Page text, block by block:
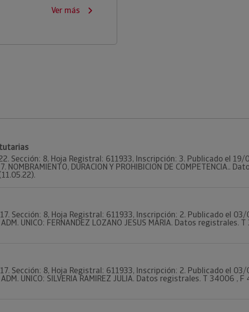
Ver más
Sección: 8, Hoja Registral: 611933, Inscripción: 3. Publicado el 19/
NOMBRAMIENTO, DURACION Y PROHIBICION DE COMPETENCIA..
Sección: 8, Hoja Registral: 611933, Inscripción: 2. Publicado el
UNICO: FERNANDEZ LOZANO JESUS MARIA. Datos registrales.
Sección: 8, Hoja Registral: 611933, Inscripción: 2. Publicado el
UNICO: SILVERIA RAMIREZ JULIA. Datos registrales. T 34006 , F